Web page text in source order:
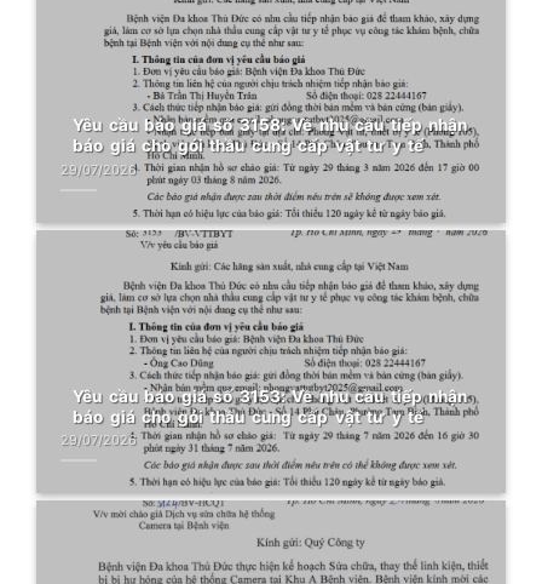
Yêu cầu báo giá số 3158: Về nhu cầu tiếp nhận
báo giá cho gói thầu cung cấp vật tư y tế
29/07/2026
Yêu cầu báo giá số 3153: Về nhu cầu tiếp nhận
báo giá cho gói thầu cung cấp vật tư y tế
29/07/2026